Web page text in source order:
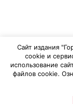
Сайт издания
cookie и
использование
файлов cookie.